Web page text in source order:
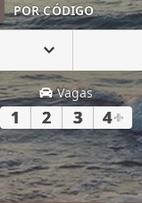
POR CÓDIGO
Vagas
1 2 3 4+